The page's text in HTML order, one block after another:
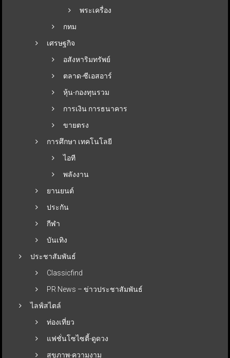
พระเครื่อง
กทม
เศรษฐกิจ
อสังหาริมทรัพย์
ตลาด-ซีเอสอาร์
หุ้น-กองทุนรวม
การเงิน การธนาคาร
ขายตรง
การศึกษา เทคโนโลยี
ไอที
พลังงาน
ยานยนต์
ประกัน
กีฬา
บันเทิง
ประชาสัมพันธ์
Classicfind
PR News – ข่าวประชาสัมพันธ์
ไลฟ์สไตล์
ท่องเที่ยว
แฟชั่นโซไซตี้-ดูดวง
สุขภาพ-ความงาม